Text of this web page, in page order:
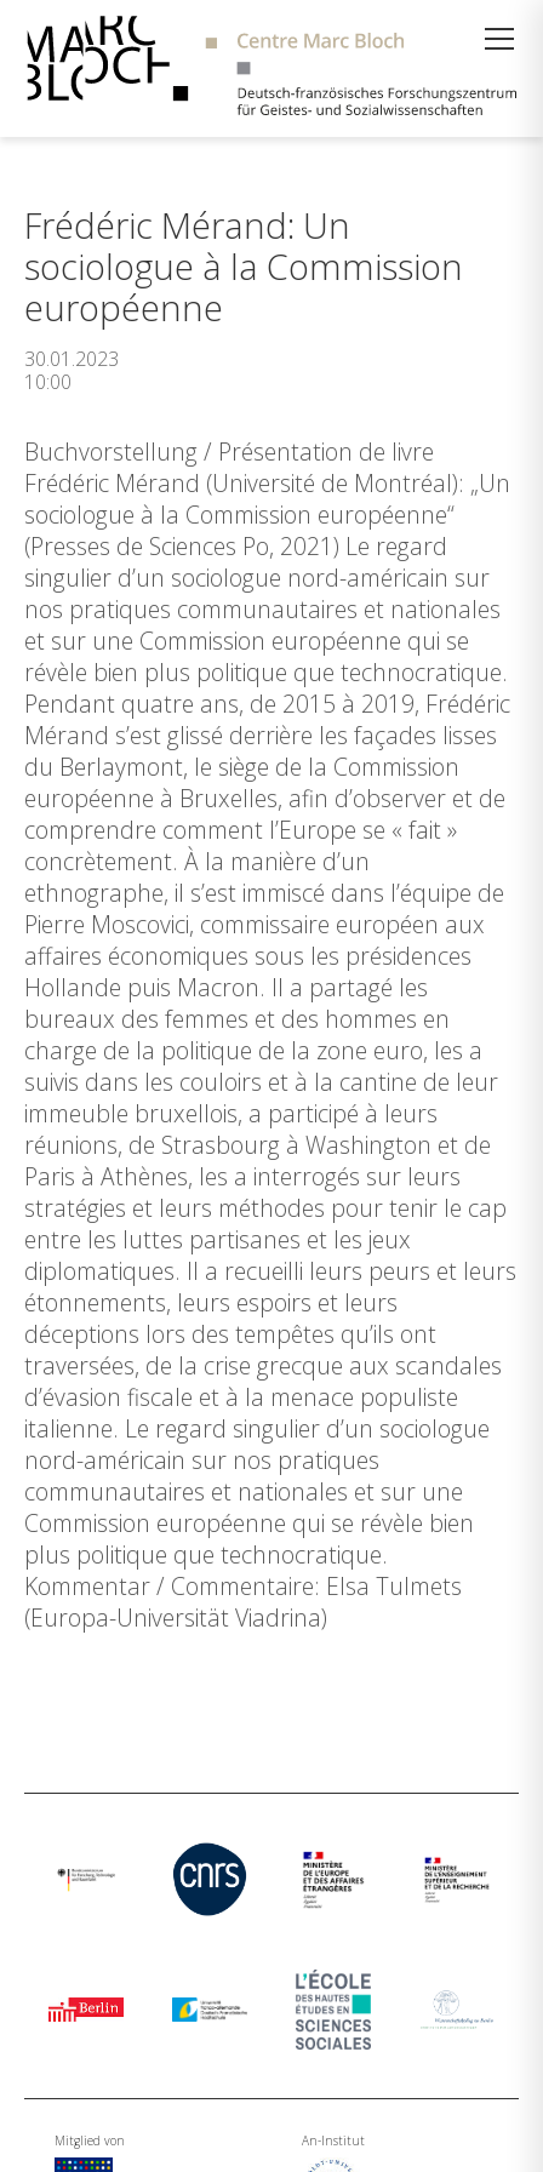
Frédéric Mérand: Un
sociologue à la Commission
européenne
30.01.2023
10:00
Buchvorstellung / Présentation de livre
Frédéric Mérand (Université de Montréal): „Un
sociologue à la Commission européenne“
(Presses de Sciences Po, 2021) Le regard
singulier d’un sociologue nord-américain sur
nos pratiques communautaires et nationales
et sur une Commission européenne qui se
révèle bien plus politique que technocratique.
Pendant quatre ans, de 2015 à 2019, Frédéric
Mérand s’est glissé derrière les façades lisses
du Berlaymont, le siège de la Commission
européenne à Bruxelles, afin d’observer et de
comprendre comment l’Europe se « fait »
concrètement. À la manière d’un
ethnographe, il s’est immiscé dans l’équipe de
Pierre Moscovici, commissaire européen aux
affaires économiques sous les présidences
Hollande puis Macron. Il a partagé les
bureaux des femmes et des hommes en
charge de la politique de la zone euro, les a
suivis dans les couloirs et à la cantine de leur
immeuble bruxellois, a participé à leurs
réunions, de Strasbourg à Washington et de
Paris à Athènes, les a interrogés sur leurs
stratégies et leurs méthodes pour tenir le cap
entre les luttes partisanes et les jeux
diplomatiques. Il a recueilli leurs peurs et leurs
étonnements, leurs espoirs et leurs
déceptions lors des tempêtes qu’ils ont
traversées, de la crise grecque aux scandales
d’évasion fiscale et à la menace populiste
italienne. Le regard singulier d’un sociologue
nord-américain sur nos pratiques
communautaires et nationales et sur une
Commission européenne qui se révèle bien
plus politique que technocratique.
Kommentar / Commentaire: Elsa Tulmets
(Europa-Universität Viadrina)
Mitglied von An-Institut